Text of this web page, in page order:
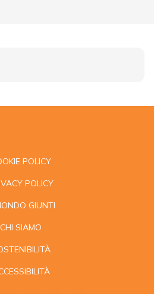
POLICY
POLICY
GIUNTI
CHI SIAMO